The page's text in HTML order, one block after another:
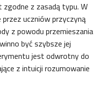
zgodne z zasadą typu. W
uczniów przyczyną
z powodu przemieszania
być szybsze jej
jest odwrotny do
z intuicji rozumowanie